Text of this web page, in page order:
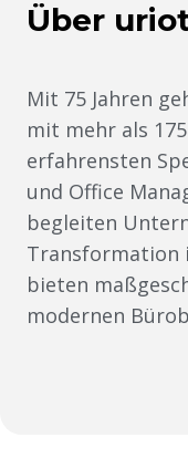
Über
Mit 75 Jahren
mit mehr als
erfahrensten
und Office
begleiten
Transformation
bieten
modernen